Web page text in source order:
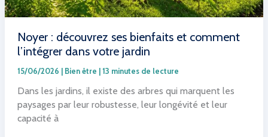
Noyer : découvrez ses bienfaits et comment
l’intégrer dans votre jardin
15/06/2026 | Bien être |13 minutes de lecture
Dans les jardins, il existe des arbres qui marquent les
paysages par leur robustesse, leur longévité et leur
capacité à